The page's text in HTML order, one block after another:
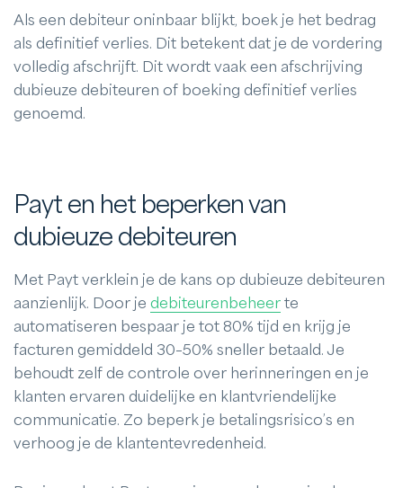
Als een debiteur oninbaar blijkt, boek je het bedrag
als definitief verlies. Dit betekent dat je de vordering
volledig afschrijft. Dit wordt vaak een afschrijving
dubieuze debiteuren of boeking definitief verlies
genoemd.
Payt en het beperken van
dubieuze debiteuren
Met Payt verklein je de kans op dubieuze debiteuren
aanzienlijk. Door je debiteurenbeheer te
automatiseren bespaar je tot 80% tijd en krijg je
facturen gemiddeld 30–50% sneller betaald. Je
behoudt zelf de controle over herinneringen en je
klanten ervaren duidelijke en klantvriendelijke
communicatie. Zo beperk je betalingsrisico’s en
verhoog je de klantentevredenheid.